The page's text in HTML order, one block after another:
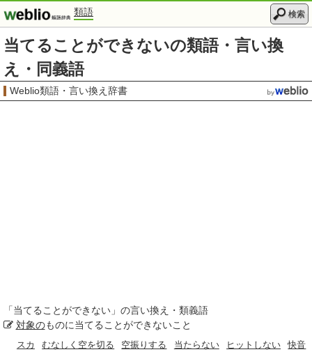
類語 検索
当てることができないの類語・言い換
え・同義語
Weblio類語・言い換え辞書
「当てることができない 」の言い換え・類義語
対象のものに当てることができないこと
スカ むなしく空を切る 空振りする 当たらない ヒットしない
快音